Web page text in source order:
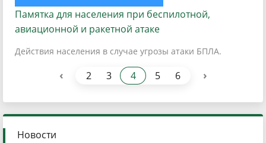
Памятка для населения при беспилотной,
авиационной и ракетной атаке
Действия населения в случае угрозы атаки БПЛА.
‹ 2 3 4 5 6 ›
Новости